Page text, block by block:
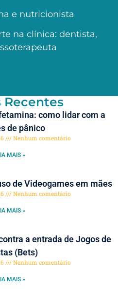
e nutricionista
na clínica: dentista,
como lidar com a
de pânico
Nenhum comentário
MAIS »
de Videogames em mães
Nenhum comentário
MAIS »
a entrada de Jogos de
(Bets)
Nenhum comentário
MAIS »